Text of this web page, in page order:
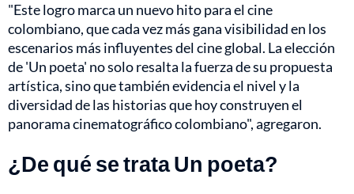
"Este logro marca un nuevo hito para el cine
colombiano, que cada vez más gana visibilidad en los
escenarios más influyentes del cine global. La elección
de 'Un poeta' no solo resalta la fuerza de su propuesta
artística, sino que también evidencia el nivel y la
diversidad de las historias que hoy construyen el
panorama cinematográfico colombiano", agregaron.
¿De qué se trata Un poeta?